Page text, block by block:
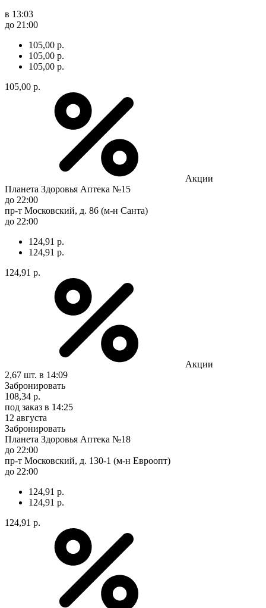
в 13:03
до 21:00
105,00 р.
105,00 р.
105,00 р.
105,00 р.
Акции
Планета Здоровья Аптека №15
до 22:00
пр-т Московский, д. 86 (м-н Санта)
до 22:00
124,91 р.
124,91 р.
124,91 р.
Акции
2,67 шт. в 14:09
Забронировать
108,34 р.
под заказ в 14:25
12 августа
Забронировать
Планета Здоровья Аптека №18
до 22:00
пр-т Московский, д. 130-1 (м-н Евроопт)
до 22:00
124,91 р.
124,91 р.
124,91 р.